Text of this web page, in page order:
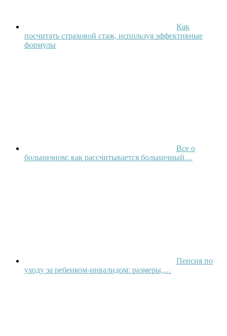
Как
посчитать страховой стаж, используя эффективные
формулы
Все о
больничном: как рассчитывается больничный…
Пенсия по
уходу за ребенком-инвалидом: размеры,…